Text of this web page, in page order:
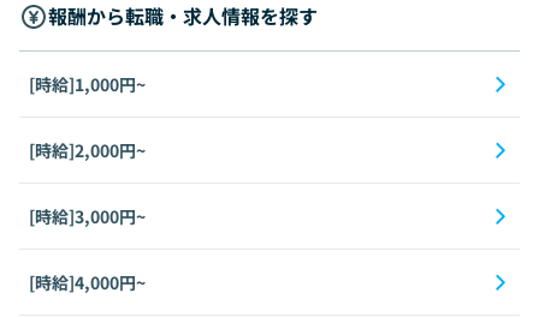
報酬から転職・求人情報を探す
[時給]1,000円~
[時給]2,000円~
[時給]3,000円~
[時給]4,000円~